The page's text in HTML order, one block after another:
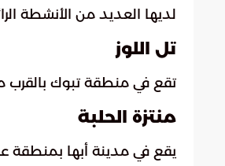
لديها العديد من الأنشطة
تل اللوز
تقع في منطقة تبوك بالقرب من
منتزة الحلبة
يقع في مدينة أبها بمنطقة